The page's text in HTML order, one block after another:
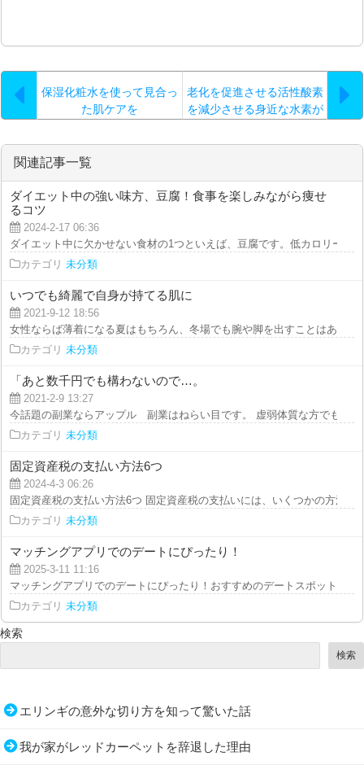
保湿化粧水を使って見合っ
た肌ケアを
老化を促進させる活性酸素
を減少させる身近な水素が
関連記事一覧
ダイエット中の強い味方、豆腐！食事を楽しみながら痩せ
るコツ
2024-2-17 06:36
ダイエット中に欠かせない食材の1つといえば、豆腐です。低カロリーか
カテゴリ 未分類
いつでも綺麗で自身が持てる肌に
2021-9-12 18:56
女性ならば薄着になる夏はもちろん、冬場でも腕や脚を出すことはあるた
カテゴリ 未分類
「あと数千円でも構わないので…。
2021-2-9 13:27
今話題の副業ならアップル 副業はねらい目です。 虚弱体質な方でも、
カテゴリ 未分類
固定資産税の支払い方法6つ
2024-4-3 06:26
固定資産税の支払い方法6つ 固定資産税の支払いには、いくつかの方法が
カテゴリ 未分類
マッチングアプリでのデートにぴったり！
2025-3-11 11:16
マッチングアプリでのデートにぴったり！おすすめのデートスポットをご
カテゴリ 未分類
検索
検索
エリンギの意外な切り方を知って驚いた話
我が家がレッドカーペットを辞退した理由